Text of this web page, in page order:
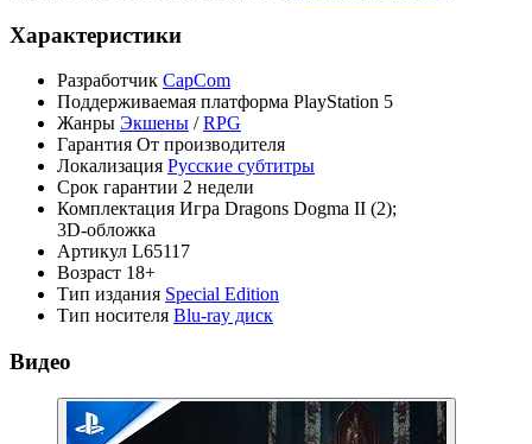
Характеристики
Разработчик CapCom
Поддерживаемая платформа PlayStation 5
Жанры Экшены /RPG
Гарантия От производителя
Локализация Русские субтитры
Срок гарантии 2 недели
Комплектация Игра Dragons Dogma II (2);
3D-обложка
Артикул L65117
Возраст 18+
Тип издания Special Edition
Тип носителя Blu-ray диск
Видео